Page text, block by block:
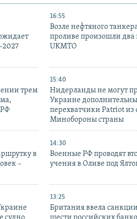
2027
16:55
Возле нефтяного
проливе произошли два
UKMTO
трем
РФ
15:40
Нидерланды не могут
Украине
перехватчики Patriot из
Минобороны страны
в
–
14:30
Военные РФ проводят
учения в Оливе под
13:25
Британия ввела